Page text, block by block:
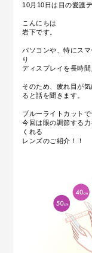
10月10日は目の愛護
こんにちは
岩下です。
パソコンや、特にス
り
ディスプレイを長時
そのため、疲れ目が
ると話を聞きます。
ブルーライトカット
今回は眼の調節する
くれる
レンズのご紹介！！